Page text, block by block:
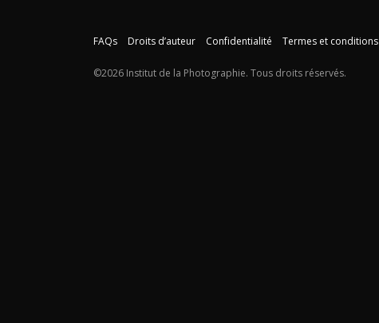
FAQs Droits d’auteur Confidentialité Termes et conditions
©2026 Institut de la Photographie. Tous droits réservés.